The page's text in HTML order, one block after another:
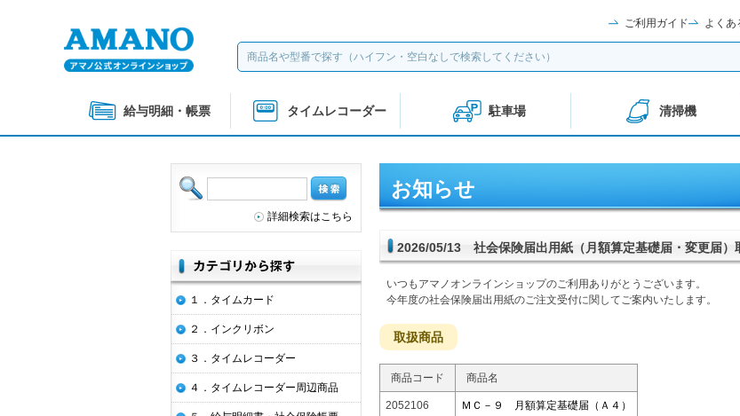
ご利用ガイド よくあ
給与明細・帳票 タイムレコーダー 駐車場 清掃機
お知らせ
2026/05/13 社会保険届出用紙（月額算定基礎届・変更届）
いつもアマノオンラインショップのご利用ありがとうございます。
今年度の社会保険届出用紙のご注文受付に関してご案内いたします。
取扱商品
商品コード 商品名
2052106 ＭＣ－９ 月額算定基礎届（Ａ４）
詳細検索はこちら
１．タイムカード
２．インクリボン
３．タイムレコーダー
４．タイムレコーダー周辺商品